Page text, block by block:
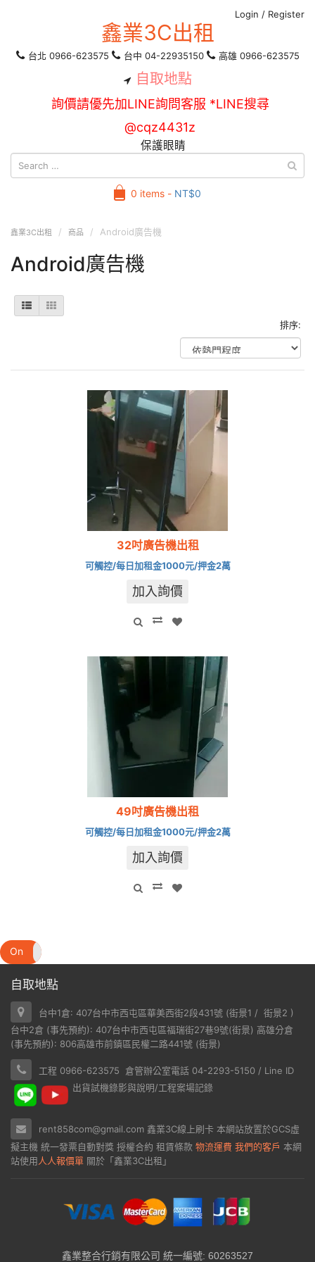
Login / Register
鑫業3C出租
台北 0966-623575 台中 04-22935150 高雄 0966-623575
自取地點
詢價請優先加LINE詢問客服 *LINE搜尋
@cqz4431z
保護眼睛
0 items - NT$0
鑫業3C出租 商品 Android廣告機
Android廣告機
排序:
32吋廣告機出租
可觸控/每日加租金1000元/押金2萬
加入詢價
49吋廣告機出租
可觸控/每日加租金1000元/押金2萬
加入詢價
On
自取地點
台中1倉: 407台中市西屯區華美西街2段431號 (街景1 / 街景2 )
台中2倉 (事先預約): 407台中市西屯區福瑞街27巷9號(街景) 高雄分倉
(事先預約): 806高雄市前鎮區民權二路441號 (街景)
工程 0966-623575 倉管辦公室電話 04-2293-5150 / Line ID
出貨試機錄影與說明/工程案場記錄
rent858com@gmail.com 鑫業3C線上刷卡 本網站放置於GCS虛
擬主機 統一發票自動對獎 授權合約 租賃條款 物流運費 我們的客戶 本網
站使用人人報價單 關於「鑫業3C出租」
鑫業整合行銷有限公司 統一編號: 60263527